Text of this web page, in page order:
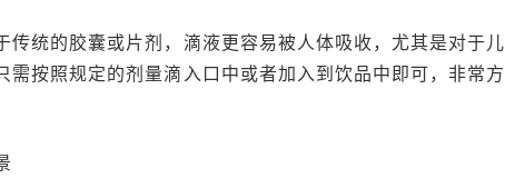
统的胶囊或片剂，滴液更容易被人体吸收，尤其是对于儿
按照规定的剂量滴入口中或者加入到饮品中即可，非常方